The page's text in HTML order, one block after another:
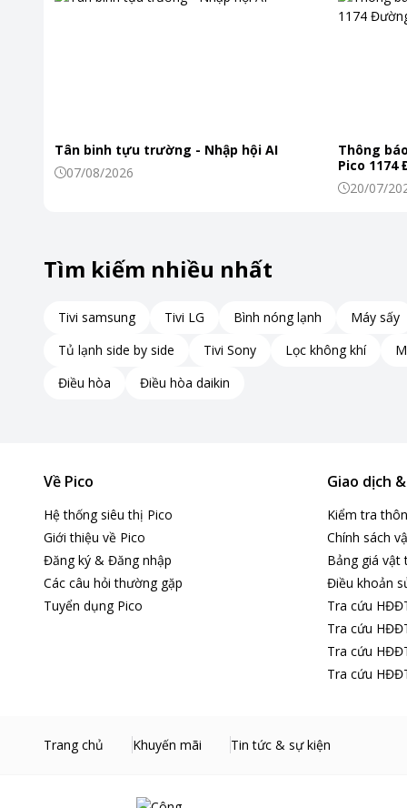
Tân binh tựu trường - Nhập hội AI
07/08/2026
Thông
Pico 1174
20/07/
Tìm kiếm nhiều nhất
Tivi samsung Tivi LG Bình nóng lạnh
Máy sấy
Tủ lạnh side by side
Tivi Sony Lọc không khí
Điều hòa
Điều hòa daikin
Về Pico
Hệ thống siêu thị Pico
Giới thiệu về Pico
Đăng ký & Đăng nhập
Các câu hỏi thường gặp
Tuyển dụng Pico
Giao dịch
Kiểm tra
Chính sách
Bảng giá vật
Điều khoản
Tra cứu
Tra cứu
Tra cứu
Tra cứu
Trang chủ Khuyến mãi Tin tức & sự kiện